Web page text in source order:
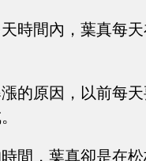
時間內，葉真每
的原因，以前每
間，葉真卻是在